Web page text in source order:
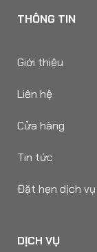
THÔNG TIN
Giới thiệu
Liên hệ
Cửa hàng
Tin tức
Đặt hẹn dịch vụ
DỊCH VỤ